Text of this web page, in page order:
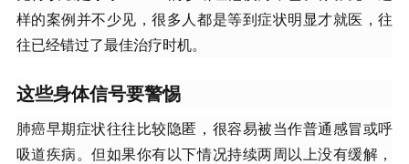
样的案例并不少见，很多人都是等到症状明显才就医，往
往已经错过了最佳治疗时机。
​这些身体信号要警惕​
肺癌早期症状往往比较隐匿，很容易被当作普通感冒或呼
吸道疾病。但如果你有以下情况持续两周以上没有缓解，